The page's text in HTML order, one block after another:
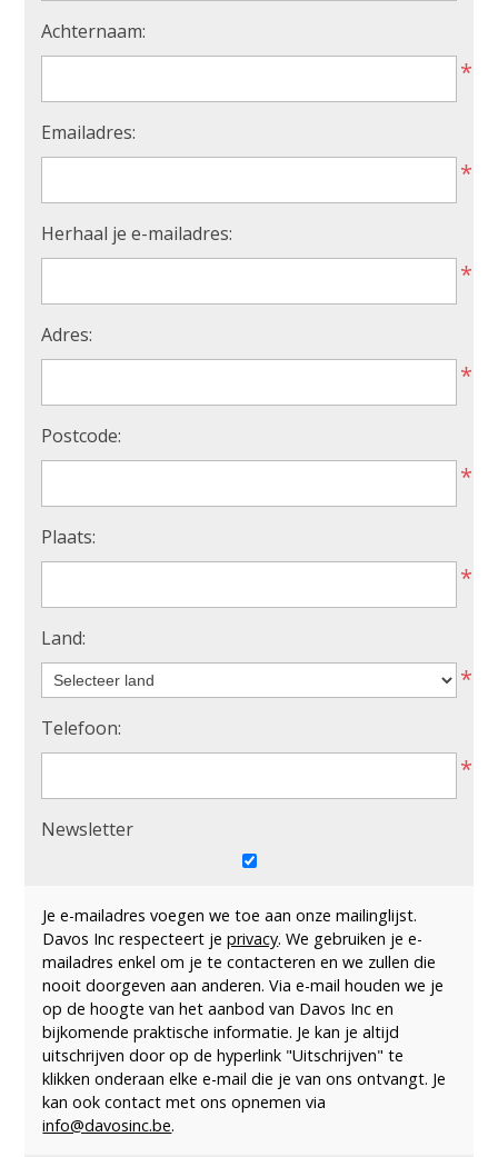
Achternaam:
*
Emailadres:
*
Herhaal je e-mailadres:
*
Adres:
*
Postcode:
*
Plaats:
*
Land:
*
Telefoon:
*
Newsletter
Je e-mailadres voegen we toe aan onze mailinglijst.
Davos Inc respecteert jeprivacy. We gebruiken je e-
mailadres enkel om je te contacteren en we zullen die
nooit doorgeven aan anderen. Via e-mail houden we je
op de hoogte van het aanbod van Davos Inc en
bijkomende praktische informatie. Je kan je altijd
uitschrijven door op de hyperlink "Uitschrijven" te
klikken onderaan elke e-mail die je van ons ontvangt. Je
kan ook contact met ons opnemen via
info@davosinc.be.